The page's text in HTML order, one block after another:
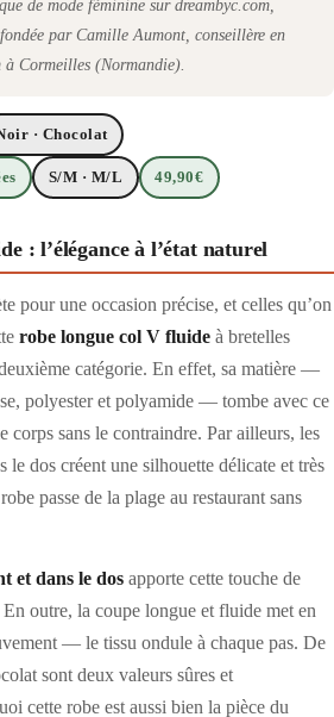
de mode féminine sur dreambyc.com,
par Camille Aumont, conseillère en
à Cormeilles (Normandie).
· Chocolat
S/M · M/L 49,90€
: l’élégance à l’état naturel
pour une occasion précise, et celles qu’on
robe longue col V fluide à bretelles
catégorie. En effet, sa matière —
polyester et polyamide — tombe avec ce
corps sans le contraindre. Par ailleurs, les
le dos créent une silhouette délicate et très
passe de la plage au restaurant sans
et dans le dos apporte cette touche de
outre, la coupe longue et fluide met en
— le tissu ondule à chaque pas. De
sont deux valeurs sûres et
cette robe est aussi bien la pièce du